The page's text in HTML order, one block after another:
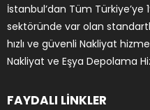
İstanbul’dan Tüm Türkiye’ye
sektöründe var olan
hızlı ve güvenli Nakliyat
Nakliyat ve Eşya Depolama
FAYDALI LİNKLER